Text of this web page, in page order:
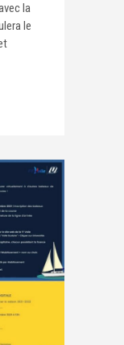
la
le